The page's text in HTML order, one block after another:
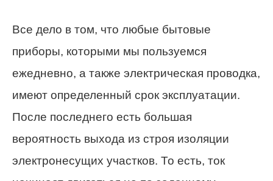
Все дело в том, что любые бытовые
приборы, которыми мы пользуемся
ежедневно, а также электрическая проводка,
имеют определенный срок эксплуатации.
После последнего есть большая
вероятность выхода из строя изоляции
электронесущих участков. То есть, ток